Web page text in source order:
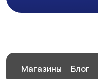
Магазины Блог